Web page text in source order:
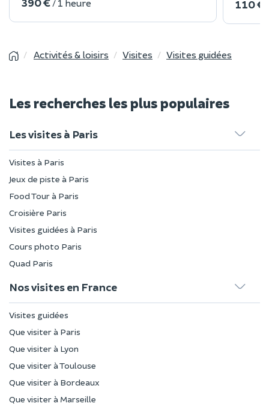
/ 1 heure 110 €
Activités & loisirs Visites Visites guidées
Les recherches les plus populaires
Les visites à Paris
Visites à Paris
Jeux de piste à Paris
Food Tour à Paris
Croisière Paris
Visites guidées à Paris
Cours photo Paris
Quad Paris
Nos visites en France
Visites guidées
Que visiter à Paris
Que visiter à Lyon
Que visiter à Toulouse
Que visiter à Bordeaux
Que visiter à Marseille